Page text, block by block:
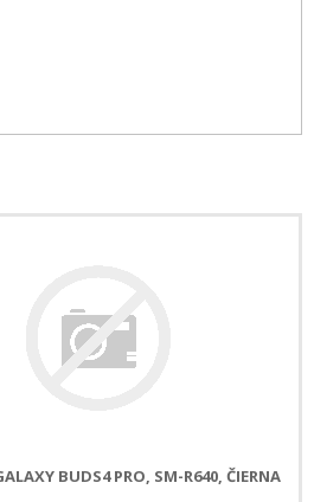
BUDS4 PRO, SM-R640, ČIERNA